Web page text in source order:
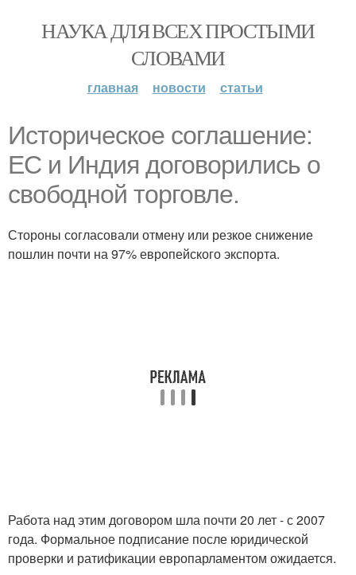
НАУКА ДЛЯ ВСЕХ ПРОСТЫМИ
СЛОВАМИ
главная новости статьи
Историческое соглашение:
ЕС и Индия договорились о
свободной торговле.
Стороны согласовали отмену или резкое снижение
пошлин почти на 97% европейского экспорта.
Работа над этим договором шла почти 20 лет - с 2007
года. Формальное подписание после юридической
проверки и ратификации европарламентом ожидается.